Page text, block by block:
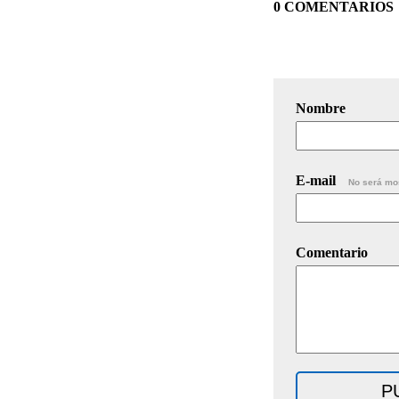
0 COMENTARIOS
Nombre
E-mail No será
Comentario